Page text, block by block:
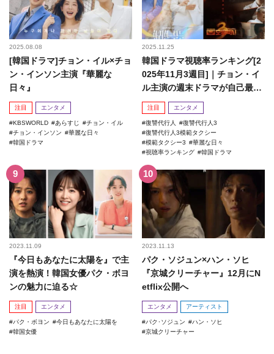
2025.08.08
[韓国ドラマ]チョン・イル×チョ
ン・インソン主演『華麗な
日々』
注目 エンタメ
KBSWORLD あらすじ
チョン・イル
チョン・インソン
華麗な日々
韓国ドラマ
2025.11.25
韓国ドラマ視聴率ランキング[2
025年11月3週目]｜チョン・イ
ル主演の週末ドラマが自己最高
記録を更新！
注目 エンタメ
復讐代行人
復讐代行人3
復讐代行人3模範タクシー
模範タクシー3
華麗な日々
視聴率ランキング
韓国ドラマ
2023.11.09
『今日もあなたに太陽を』で主
演を熱演！韓国女優パク・ボヨ
ンの魅力に迫る☆
注目 エンタメ
パク・ボヨン
今日もあなたに太陽を
韓国女優
2023.11.13
パク・ソジュン×ハン・ソヒ
『京城クリーチャー』12月にN
etflix公開へ
エンタメ アーティスト
パク･ソジュン
ハン・ソヒ
京城クリーチャー